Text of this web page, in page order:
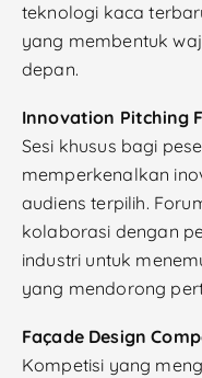
teknologi kaca
yang membentuk
depan.
Innovation Pitching
Sesi khusus bagi
memperkenalkan
audiens terpilih.
kolaborasi dengan
industri untuk
yang mendorong
Façade Design
Kompetisi yang